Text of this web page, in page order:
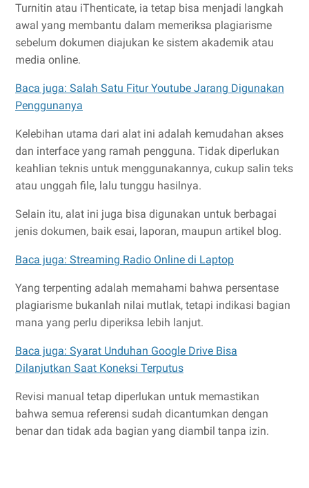
Turnitin atau iThenticate, ia tetap bisa menjadi langkah
awal yang membantu dalam memeriksa plagiarisme
sebelum dokumen diajukan ke sistem akademik atau
media online.
Baca juga: Salah Satu Fitur Youtube Jarang Digunakan
Penggunanya
Kelebihan utama dari alat ini adalah kemudahan akses
dan interface yang ramah pengguna. Tidak diperlukan
keahlian teknis untuk menggunakannya, cukup salin teks
atau unggah file, lalu tunggu hasilnya.
Selain itu, alat ini juga bisa digunakan untuk berbagai
jenis dokumen, baik esai, laporan, maupun artikel blog.
Baca juga: Streaming Radio Online di Laptop
Yang terpenting adalah memahami bahwa persentase
plagiarisme bukanlah nilai mutlak, tetapi indikasi bagian
mana yang perlu diperiksa lebih lanjut.
Baca juga: Syarat Unduhan Google Drive Bisa
Dilanjutkan Saat Koneksi Terputus
Revisi manual tetap diperlukan untuk memastikan
bahwa semua referensi sudah dicantumkan dengan
benar dan tidak ada bagian yang diambil tanpa izin.